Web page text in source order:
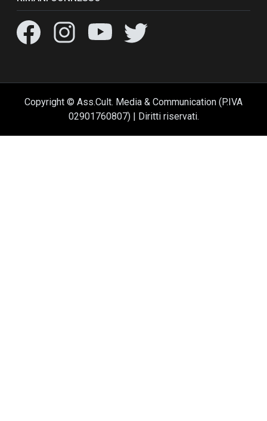
Copyright © Ass.Cult. Media & Communication (P.IVA
02901760807) | Diritti riservati.